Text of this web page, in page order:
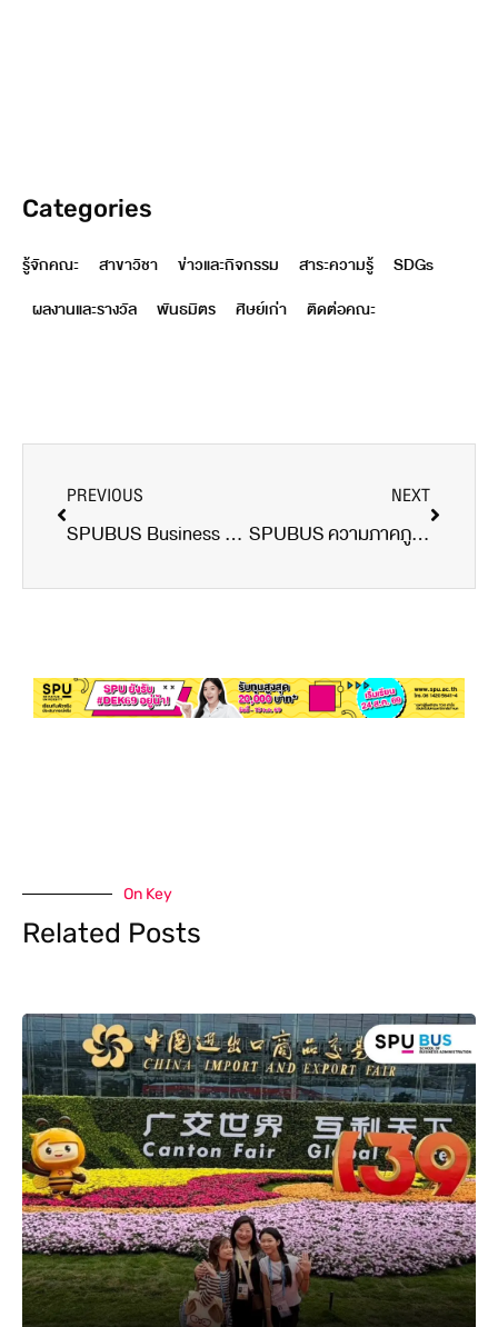
Categories
รู้จักคณะ สาขาวิชา ข่าวและกิจกรรม สาระความรู้
SDGs
ผลงานและรางวัล
พันธมิตร ศิษย์เก่า ติดต่อคณะ
PREVIOUS
SPUBUS Business Owner: เมื่อความชอบเรื่องกอล์ฟ พลิกเป็นโอกาสทองทางธุรกิจ
NEXT
SPUBUS ความภาคภูมิใจระดับชาติ Silvora คว้ารางวัล Best Practice จากโครงการยุวชนอาสาฯ สป.อว. ประจำปี 2568
On Key
Related Posts